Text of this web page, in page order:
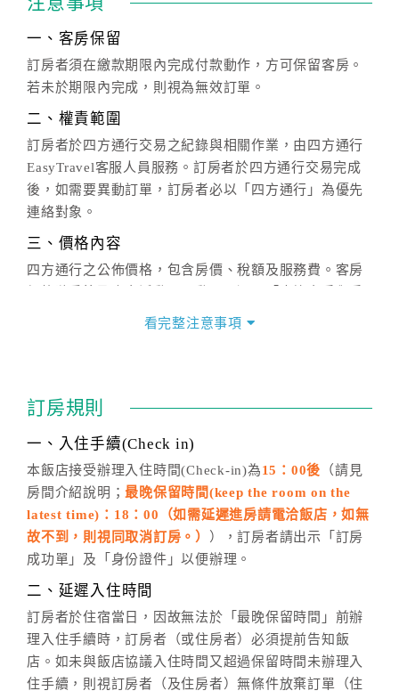
一、客房保留
訂房者須在繳款期限內完成付款動作，方可保留客房。
若未於期限內完成，則視為無效訂單。
二、權責範圍
訂房者於四方通行交易之紀錄與相關作業，由四方通行
EasyTravel客服人員服務。訂房者於四方通行交易完成
後，如需要異動訂單，訂房者必以「四方通行」為優先
連絡對象。
三、價格內容
四方通行之公佈價格，包含房價、稅額及服務費。客房
價」之當日價格為標準。
話方式異動訂單。
※非客服時間之申辦異動，皆為次日計算及辦理。
五、客服時間
週一至週日，上午9:00～晚上6:00
六、聯絡方式
週一至週日： 客服聯絡單 、LINE@ 、電話：
看完整注意事項
訂房規則
一、入住手續(Check in)
本飯店接受辦理入住時間(Check-in)為15：00後 （請見
房間介紹說明；最晚保留時間(keep the room on the
latest time)：18：00（如需延遲進房請電洽飯店，如無
故不到，則視同取消訂房。）
），訂房者請出示「訂房
成功單」及「身份證件」以便辦理。
二、延遲入住時間
訂房者於住宿當日，因故無法於「最晚保留時間」前辦
理入住手續時，訂房者（或住房者）必須提前告知飯
店。如未與飯店協議入住時間又超過保留時間未辦理入
住手續，則視訂房者（及住房者）無條件放棄訂單（住